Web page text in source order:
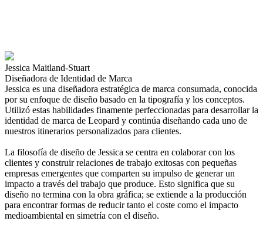
Jessica Maitland-Stuart
Diseñadora de Identidad de Marca
Jessica es una diseñadora estratégica de marca consumada, conocida
por su enfoque de diseño basado en la tipografía y los conceptos.
Utilizó estas habilidades finamente perfeccionadas para desarrollar la
identidad de marca de Leopard y continúa diseñando cada uno de
nuestros itinerarios personalizados para clientes.
La filosofía de diseño de Jessica se centra en colaborar con los
clientes y construir relaciones de trabajo exitosas con pequeñas
empresas emergentes que comparten su impulso de generar un
impacto a través del trabajo que produce. Esto significa que su
diseño no termina con la obra gráfica; se extiende a la producción
para encontrar formas de reducir tanto el coste como el impacto
medioambiental en simetría con el diseño.